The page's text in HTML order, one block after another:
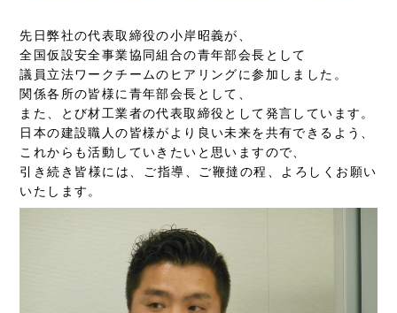
先日弊社の代表取締役の小岸昭義が、
全国仮設安全事業協同組合の青年部会長として
議員立法ワークチームのヒアリングに参加しました。
関係各所の皆様に青年部会長として、
また、とび材工業者の代表取締役として発言しています。
日本の建設職人の皆様がより良い未来を共有できるよう、
これからも活動していきたいと思いますので、
引き続き皆様には、ご指導、ご鞭撻の程、よろしくお願い
いたします。